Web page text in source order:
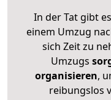
In der Tat gibt
einem Umzug
sich Zeit zu
Umzugs
organisieren,
reibungslos